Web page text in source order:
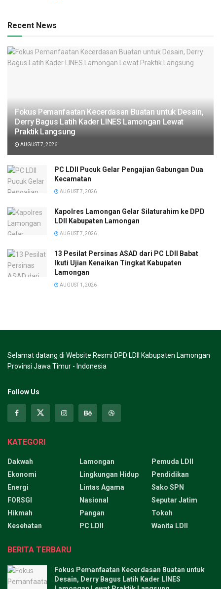
Recent News
Fokus Pemanfaatan Kecerdasan Buatan untuk Desain,
Derry Bagus Latih Kader LINES Lamongan Lewat
Praktik Langsung
AUGUST 7, 2026
PC LDII Pucuk Gelar Pengajian Gabungan Dua
Kecamatan
AUGUST 7, 2026
Kapolres Lamongan Gelar Silaturahim ke DPD
LDII Kabupaten Lamongan
AUGUST 7, 2026
13 Pesilat Persinas ASAD dari PC LDII Babat
Ikuti Ujian Kenaikan Tingkat Kabupaten
Lamongan
AUGUST 1, 2026
Selamat datang di Website Resmi DPD LDII Kabupaten Lamongan
Provinsi Jawa Timur - Indonesia
Follow Us
KATEGORI
Dakwah
Ekonomi
Energi
FORSGI
Hikmah
Kesehatan
Lamongan
Lingkungan Hidup
Lintas Agama
Nasional
Pangan
PC LDII
Pemuda LDII
Pendidikan
Sako SPN
Seputar Jatim
Tokoh
Wanita LDII
BERITA TERBARU
Fokus Pemanfaatan Kecerdasan Buatan untuk
Desain, Derry Bagus Latih Kader LINES